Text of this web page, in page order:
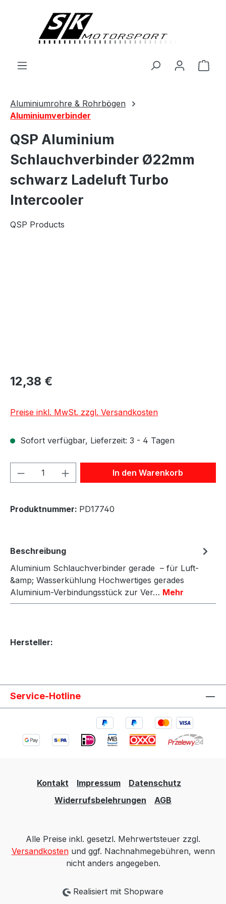
Aluminiumrohre & Rohrbögen
Aluminiumverbinder
QSP Aluminium
Schlauchverbinder Ø22mm
schwarz Ladeluft Turbo
Intercooler
QSP Products
12,38 €
Preise inkl. MwSt. zzgl. Versandkosten
Sofort verfügbar, Lieferzeit: 3 - 4 Tagen
Produkt Anzahl: Gib denIn den Warenkorb
Produktnummer: PD17740
Beschreibung
Aluminium Schlauchverbinder gerade – für Luft-
&amp; Wasserkühlung Hochwertiges gerades
Aluminium-Verbindungsstück zur Ver… Mehr
Hersteller:
Service-Hotline
Kontakt Impressum
Datenschutz
Widerrufsbelehrungen
AGB
Alle Preise inkl. gesetzl. Mehrwertsteuer zzgl.
Versandkostenund ggf. Nachnahmegebühren, wenn
nicht anders angegeben.
Realisiert mit Shopware